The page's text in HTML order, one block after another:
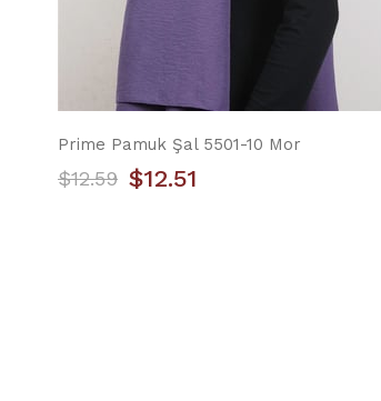
Prime Pamuk Şal 5501-10 Mor
$12.51
$12.59